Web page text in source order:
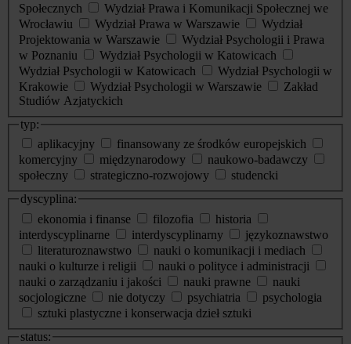
Społecznych
Wydział Prawa i Komunikacji Społecznej we
Wrocławiu
Wydział Prawa w Warszawie
Wydział
Projektowania w Warszawie
Wydział Psychologii i Prawa
w Poznaniu
Wydział Psychologii w Katowicach
Wydział Psychologii w Katowicach
Wydział Psychologii w
Krakowie
Wydział Psychologii w Warszawie
Zakład
Studiów Azjatyckich
typ:
aplikacyjny
finansowany ze środków europejskich
komercyjny
międzynarodowy
naukowo-badawczy
społeczny
strategiczno-rozwojowy
studencki
dyscyplina:
ekonomia i finanse
filozofia
historia
interdyscyplinarne
interdyscyplinarny
językoznawstwo
literaturoznawstwo
nauki o komunikacji i mediach
nauki o kulturze i religii
nauki o polityce i administracji
nauki o zarządzaniu i jakości
nauki prawne
nauki
socjologiczne
nie dotyczy psychiatria
psychologia
sztuki plastyczne i konserwacja dzieł sztuki
status: